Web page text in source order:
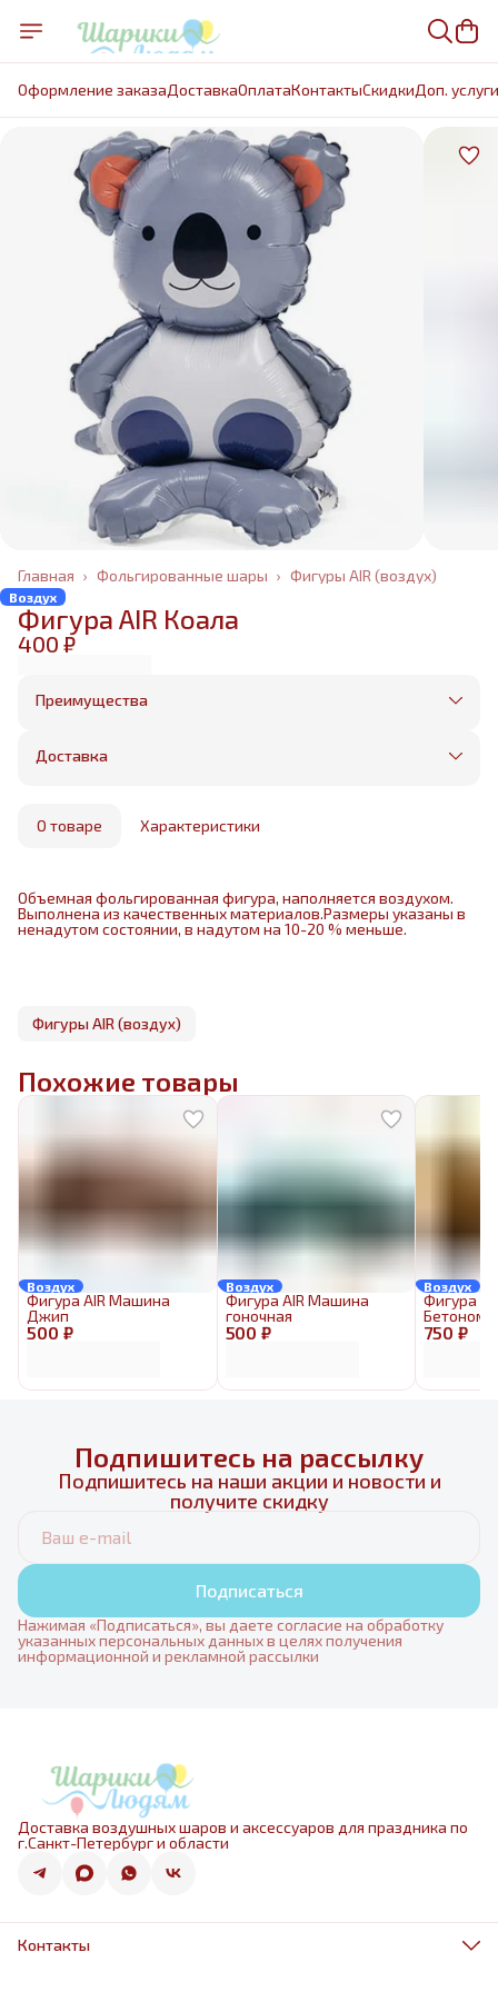
Оформление заказаДоставкаОплатаКонтактыCкидкиДоп. услуги
Фигуры AIR (воздух)
Фольгированные шары ›
Главная ›
Воздух
Фигура AIR Коала
400 ₽
Преимущества
Оплата частями в Сплит
Бесплатная доставка в пределах КАД
маркетплейса
Доставка
О товаре Характеристики
Объемная фольгированная фигура, наполняется воздухом.
Выполнена из качественных материалов.Размеры указаны в
ненадутом состоянии, в надутом на 10-20 % меньше.
Фигуры AIR (воздух)
Похожие товары
Воздух
500 ₽
Фигура AIR Машина
Джип
Воздух
500 ₽
Фигура AIR Машина
гоночная
Воздух
750 ₽
Фигура
Подпишитесь на рассылку
Подпишитесь на наши акции и новости и
получите скидку
Подписаться
Нажимая «Подписаться», вы даете согласие на обработку
указанных персональных данных в целях получения
информационной и рекламной рассылки
Доставка воздушных шаров и аксессуаров для праздника по
г.Санкт-Петербург и области
Контакты